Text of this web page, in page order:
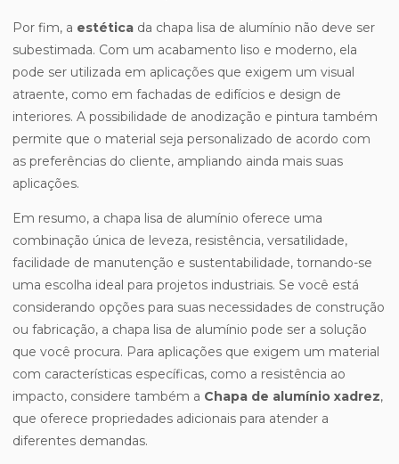
Por fim, a estética da chapa lisa de alumínio não deve ser
subestimada. Com um acabamento liso e moderno, ela
pode ser utilizada em aplicações que exigem um visual
atraente, como em fachadas de edifícios e design de
interiores. A possibilidade de anodização e pintura também
permite que o material seja personalizado de acordo com
as preferências do cliente, ampliando ainda mais suas
aplicações.
Em resumo, a chapa lisa de alumínio oferece uma
combinação única de leveza, resistência, versatilidade,
facilidade de manutenção e sustentabilidade, tornando-se
uma escolha ideal para projetos industriais. Se você está
considerando opções para suas necessidades de construção
ou fabricação, a chapa lisa de alumínio pode ser a solução
que você procura. Para aplicações que exigem um material
com características específicas, como a resistência ao
impacto, considere também a Chapa de alumínio xadrez,
que oferece propriedades adicionais para atender a
diferentes demandas.